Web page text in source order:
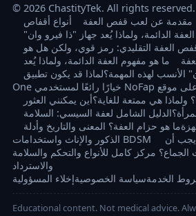
© 2026 ChastityTek. All rights reserved.
مقدمة عن لعب قفص العفة
أنواع أقفاص
الدائمة، ولماذا يُعد جهاز "ذا فيرو وان"
العفة التقليدي: رمز قوي، ولكن هل هو
ما هو مفهوم العفة الدائمة، ولماذا يُعد
الأنسب لهذه المهمة؟لماذا قد يكون تطبيق Veru
ولماذا هي ممتعة للغاية؟أين يمكنني العثور
الدليل الشامل لعفة السيسي: السلامة
ما هو حزام العفة؟ المعنى والتاريخ وأدلة
يجب أن
مركز كامل للأنواع والتحكم والسلامة
والاسترداد
إخلاء المسؤوليةسياسة الخصوصيةالخدمة
Educational content. Not medical advice.